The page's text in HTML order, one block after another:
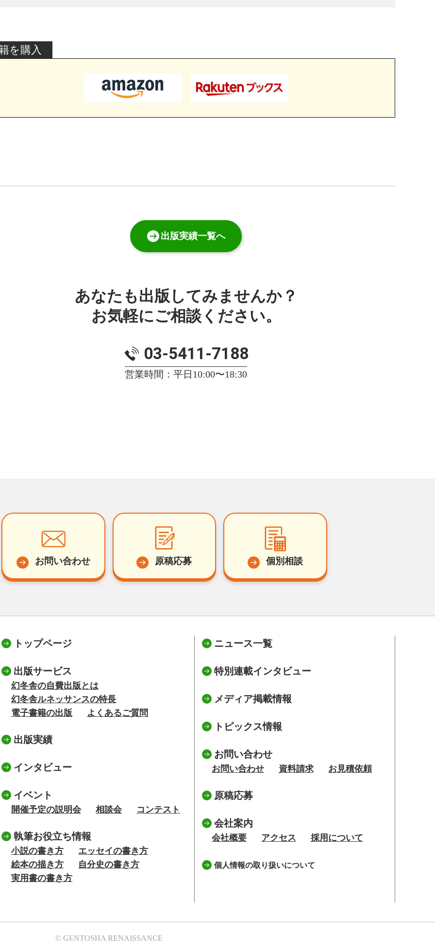
を購入
出版実績一覧へ
あなたも出版してみませんか？
お気軽にご相談ください。
03-5411-7188
営業時間：平日10:00〜18:30
お問い合わせ 原稿応募 個別相談
トップページ
出版サービス
幻冬舎の自費出版とは
幻冬舎ルネッサンスの特長
電子書籍の出版
よくあるご質問
出版実績
インタビュー
イベント
開催予定の説明会 相談会 コンテスト
執筆お役立ち情報
小説の書き方
エッセイの書き方
絵本の描き方
自分史の書き方
実用書の書き方
ニュース一覧
特別連載インタビュー
メディア掲載情報
トピックス情報
お問い合わせ
お問い合わせ 資料請求 お見積依頼
原稿応募
会社案内
会社概要 アクセス 採用について
個人情報の取り扱いについて
© GENTOSHA RENAISSANCE